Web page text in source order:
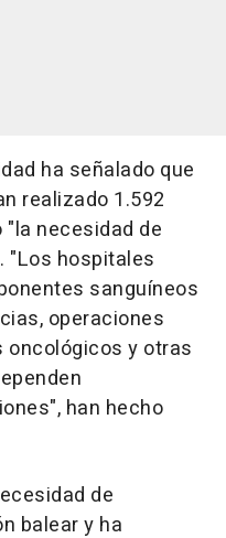
ha señalado que
realizado 1.592
necesidad de
"Los hospitales
sanguíneos
operaciones
y otras
han hecho
de
balear y ha